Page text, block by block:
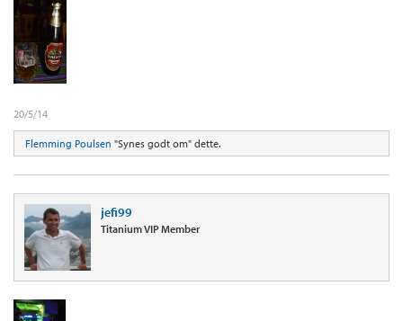
20/5/14
Flemming Poulsen "Synes godt om" dette.
jefi99
Titanium VIP Member